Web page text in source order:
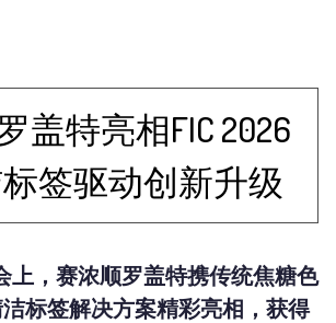
盖特亮相FIC 2026
签驱动创新升级
上，赛浓顺罗盖特携传统焦糖色
标签解决方案精彩亮相，获得